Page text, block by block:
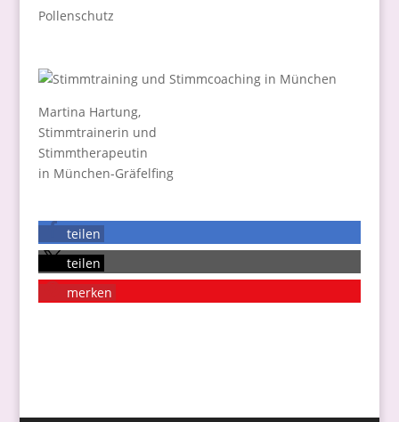
Pollenschutz
Martina Hartung,
Stimmtrainerin und
Stimmtherapeutin
in München-Gräfelfing
teilen
teilen
merken